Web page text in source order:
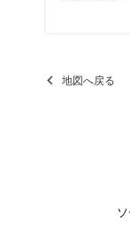
地図へ戻る